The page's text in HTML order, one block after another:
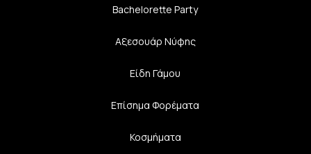
Bachelorette Party
Αξεσουάρ Νύφης
Είδη Γάμου
Επίσημα Φορέματα
Κοσμήματα